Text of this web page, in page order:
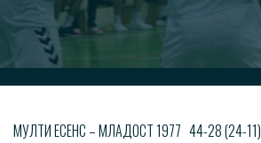
МУЛТИ ЕСЕНС – МЛАДОСТ 1977 44-28 (24-11)